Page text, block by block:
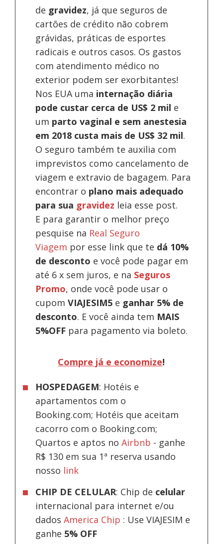
de gravidez, já que seguros de
cartões de crédito não cobrem
grávidas, práticas de esportes
radicais e outros casos. Os gastos
com atendimento médico no
exterior podem ser exorbitantes!
Nos EUA uma internação diária
pode custar cerca de US$ 2 mil e
um parto vaginal e sem anestesia
em 2018 custa mais de US$ 32 mil.
O seguro também te auxilia com
imprevistos como cancelamento de
viagem e extravio de bagagem. Para
encontrar o plano mais adequado
para sua gravidez leia esse post.
E para garantir o melhor preço
pesquise na Real Seguro
Viagem por esse link que te dá 10%
de desconto e você pode pagar em
até 6 x sem juros, e na Seguros
Promo, onde você pode usar o
cupomVIAJESIM5 e ganhar 5% de
desconto. E você ainda tem MAIS
5%OFF para pagamento via boleto.
Compre já e economize!
HOSPEDAGEM: Hotéis e
apartamentos com o
Booking.com; Hotéis que aceitam
cacorro com o Booking.com;
Quartos e aptos noAirbnb - ganhe
R$ 130 em sua 1ª reserva usando
nosso link
CHIP DE CELULAR: Chip de celular
internacional para internet e/ou
dadosAmerica Chip : Use VIAJESIM e
ganhe 5% OFF